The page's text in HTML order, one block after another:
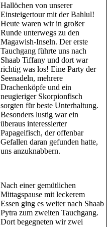
Hallöchen von unserer
Einsteigertour mit der Bahlul!
Heute waren wir in großer
Runde unterwegs zu den
Magawish-Inseln. Der erste
Tauchgang führte uns nach
Shaab Tiffany und dort war
richtig was los! Eine Party der
Seenadeln, mehrere
Drachenköpfe und ein
neugieriger Skorpionfisch
sorgten für beste Unterhaltung.
Besonders lustig war ein
überaus interessierter
Papageifisch, der offenbar
Gefallen daran gefunden hatte,
uns anzuknabbern.
Nach einer gemütlichen
Mittagspause mit leckerem
Essen ging es weiter nach Shaab
Pytra zum zweiten Tauchgang.
Dort begegneten wir zwei